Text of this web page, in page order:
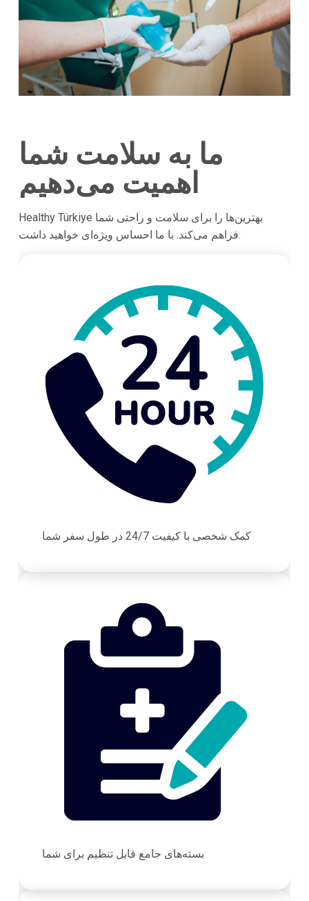
ما به سلامت شما
اهمیت می‌دهیم
Healthy Türkiye بهترین‌ها را برای سلامت و راحتی شما
فراهم می‌کند. با ما احساس ویژه‌ای خواهید داشت.
کمک شخصی با کیفیت 24/7 در طول سفر شما
بسته‌های جامع قابل تنظیم برای شما